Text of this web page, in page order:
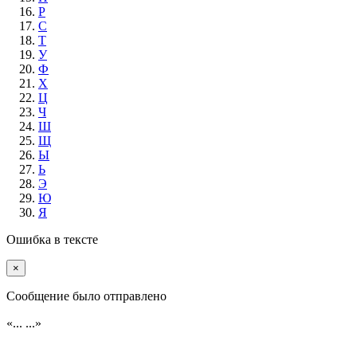
Р
С
Т
У
Ф
Х
Ц
Ч
Ш
Щ
Ы
Ь
Э
Ю
Я
Ошибка в тексте
×
Cообщение было отправлено
«... ...»